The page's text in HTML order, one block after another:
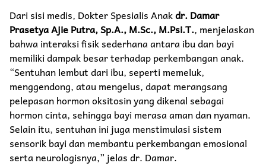
Dari sisi medis, Dokter Spesialis Anakdr. Damar
Prasetya Ajie Putra, Sp.A., M.Sc., M.Psi.T., menjelaskan
bahwa interaksi fisik sederhana antara ibu dan bayi
memiliki dampak besar terhadap perkembangan anak.
“Sentuhan lembut dari ibu, seperti memeluk,
menggendong, atau mengelus, dapat merangsang
pelepasan hormon oksitosin yang dikenal sebagai
hormon cinta, sehingga bayi merasa aman dan nyaman.
Selain itu, sentuhan ini juga menstimulasi sistem
sensorik bayi dan membantu perkembangan emosional
serta neurologisnya,” jelas dr. Damar.